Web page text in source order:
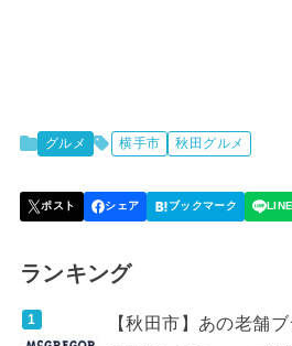
グルメ 横手市 秋田グルメ
ランキング
【秋田市】あの老舗